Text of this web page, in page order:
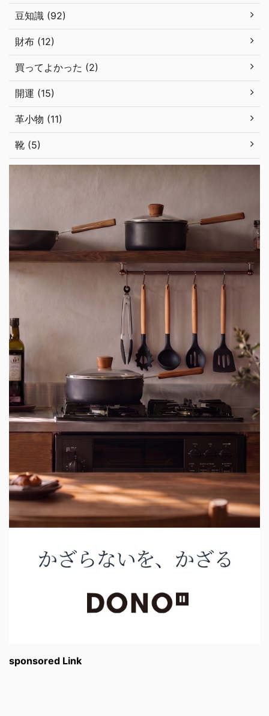
豆知識 (92)
財布 (12)
買ってよかった (2)
開運 (15)
革小物 (11)
靴 (5)
sponsored Link